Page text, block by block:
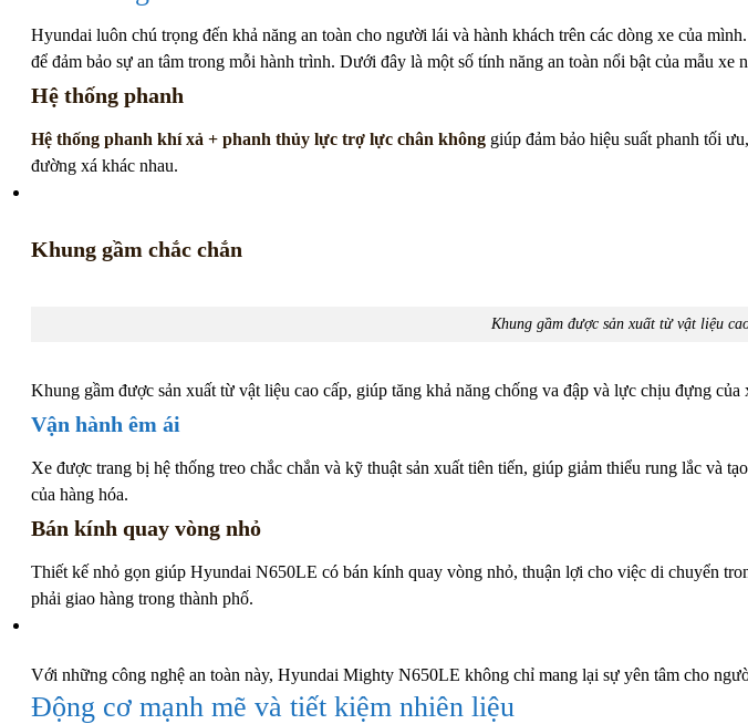
Hyundai luôn chú trọng đến khả năng an toàn cho người lái và hành khách trên các dòng xe của
để đảm bảo sự an tâm trong mỗi hành trình. Dưới đây là một số tính năng an toàn nổi bật của mẫu xe
Hệ thống phanh
Hệ thống phanh khí xả + phanh thủy lực trợ lực chân không giúp đảm bảo hiệu suất phanh tối
đường xá khác nhau.
Khung gầm chắc chắn
Khung gầm được sản xuất từ vật liệu
Khung gầm được sản xuất từ vật liệu cao cấp, giúp tăng khả năng chống va đập và lực chịu đựng
Vận hành êm ái
Xe được trang bị hệ thống treo chắc chắn và kỹ thuật sản xuất tiên tiến, giúp giảm thiểu rung lắc và
của hàng hóa.
Bán kính quay vòng nhỏ
Thiết kế nhỏ gọn giúp Hyundai N650LE có bán kính quay vòng nhỏ, thuận lợi cho việc di chuyển
phải giao hàng trong thành phố.
Với những công nghệ an toàn này, Hyundai Mighty N650LE không chỉ mang lại sự yên tâm cho
Động cơ mạnh mẽ và tiết kiệm nhiên liệu